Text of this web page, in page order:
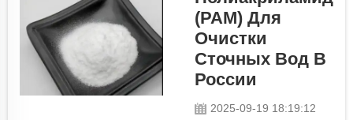
— DE CHLOR
ГИПОХЛОРИТ
КАЛЬЦИЯ ГРАНУЛЫ
(CAS NO:7778-54-3).
аксессуар для
(PAM) Для
Очистки
Сточных Вод В
России
2025-09-19 18:19:12